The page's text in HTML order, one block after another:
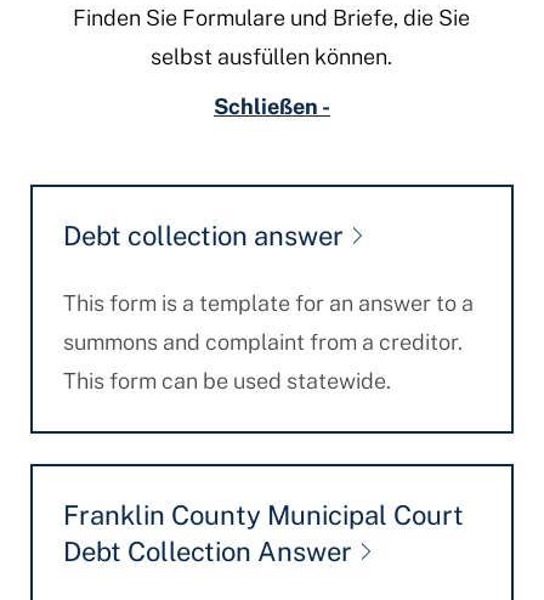
Finden Sie Formulare und Briefe, die Sie
selbst ausfüllen können.
Schließen -
Debt collection answer
This form is a template for an answer to a
summons and complaint from a creditor.
This form can be used statewide.
Franklin County Municipal Court
Debt Collection Answer